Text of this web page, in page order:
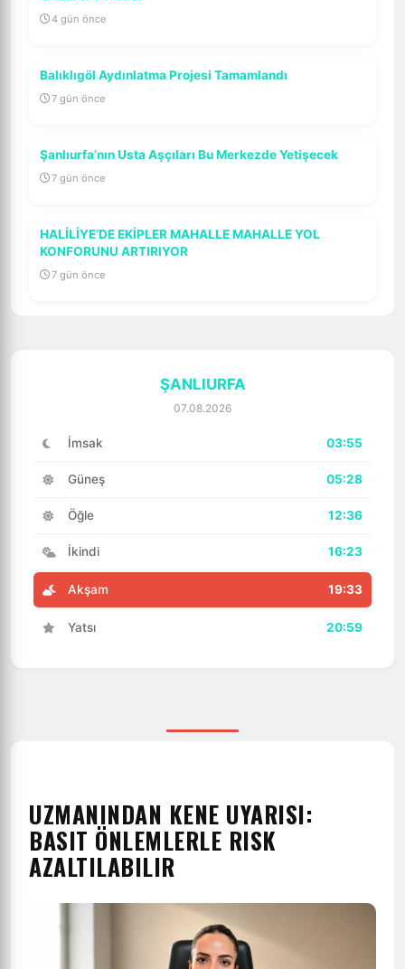
4 gün önce
Balıklıgöl Aydınlatma Projesi Tamamlandı
7 gün önce
Şanlıurfa’nın Usta Aşçıları Bu Merkezde Yetişecek
7 gün önce
HALİLİYE’DE EKİPLER MAHALLE MAHALLE YOL
KONFORUNU ARTIRIYOR
7 gün önce
ŞANLIURFA
07.08.2026
İmsak 03:55
Güneş 05:28
Öğle 12:36
İkindi 16:23
Akşam 19:33
Yatsı 20:59
UZMANINDAN KENE UYARISI:
BASIT ÖNLEMLERLE RISK
AZALTILABILIR